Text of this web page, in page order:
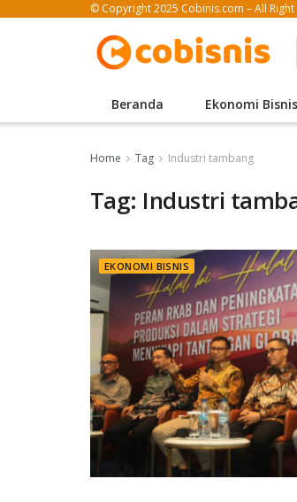
© Copyright 2025 Cobinis.com – All Right
Beranda Ekonomi Bisnis
Home Tag Industri tambang
Tag: Industri
EKONOMI BISNIS